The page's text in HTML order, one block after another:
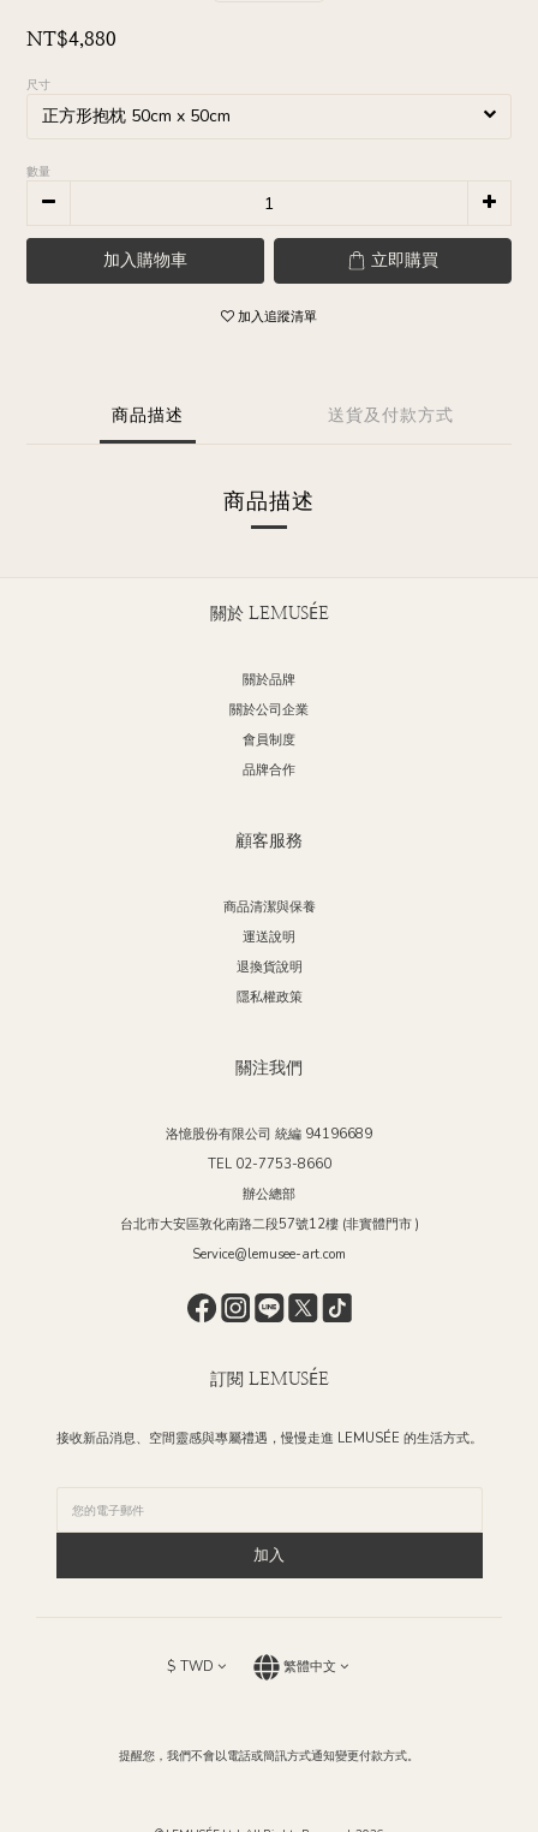
NT$4,880
尺寸
數量
加入購物車 立即購買
加入追蹤清單
商品描述 送貨及付款方式
商品描述
關於 LEMUSÉE
關於品牌
關於公司企業
會員制度
品牌合作
顧客服務
商品清潔與保養
運送說明
退換貨說明
隱私權政策
關注我們
洛憶股份有限公司 統編 94196689
TEL 02-7753-8660
辦公總部
台北市大安區敦化南路二段57號12樓 (非實體門市 )
Service@lemusee-art.com
訂閱 LEMUSÉE
接收新品消息、空間靈感與專屬禮遇，慢慢走進 LEMUSÉE 的生活方式。
加入
$ TWD 繁體中文
提醒您，我們不會以電話或簡訊方式通知變更付款方式。